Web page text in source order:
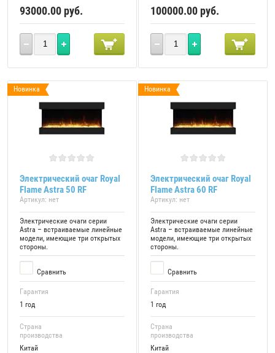
93000.00 руб. 100000.00 руб.
Новинка
Электрический очаг Royal
Flame Astra 50 RF
Артикул: нет
Электрические очаги серии
Astra – встраиваемые линейные
модели, имеющие три открытых
стороны.
Сравнить
Гарантия
1 год
Страна
производства
Китай
Новинка
Электрический очаг Royal
Flame Astra 60 RF
Артикул: нет
Электрические очаги серии
Astra – встраиваемые линейные
модели, имеющие три открытых
стороны.
Сравнить
Гарантия
1 год
Страна
производства
Китай